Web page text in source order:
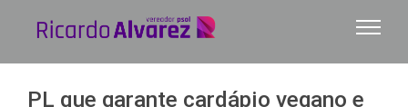
conteúdo
PL que garante cardápio vegano e